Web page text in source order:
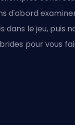
d'abord
dans le jeu, puis
pour vous